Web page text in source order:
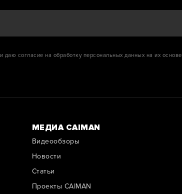
и даю согласие на обработку персональных данных на их основе
МЕДИА CAIMAN
Видеообзоры
Новости
Cтатьи
Проекты CAIMAN